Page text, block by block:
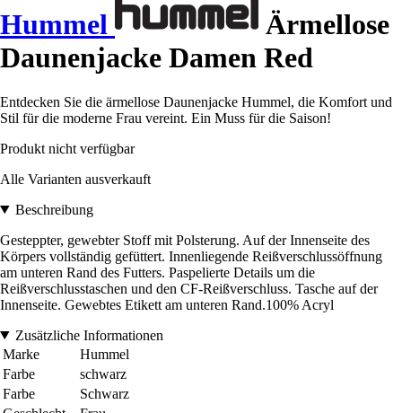
Hummel
Ärmellose
Daunenjacke Damen Red
Entdecken Sie die ärmellose Daunenjacke Hummel, die Komfort und
Stil für die moderne Frau vereint. Ein Muss für die Saison!
Produkt nicht verfügbar
Alle Varianten ausverkauft
Beschreibung
Gesteppter, gewebter Stoff mit Polsterung. Auf der Innenseite des
Körpers vollständig gefüttert. Innenliegende Reißverschlussöffnung
am unteren Rand des Futters. Paspelierte Details um die
Reißverschlusstaschen und den CF-Reißverschluss. Tasche auf der
Innenseite. Gewebtes Etikett am unteren Rand.100% Acryl
Zusätzliche Informationen
Marke
Hummel
Farbe
schwarz
Farbe
Schwarz